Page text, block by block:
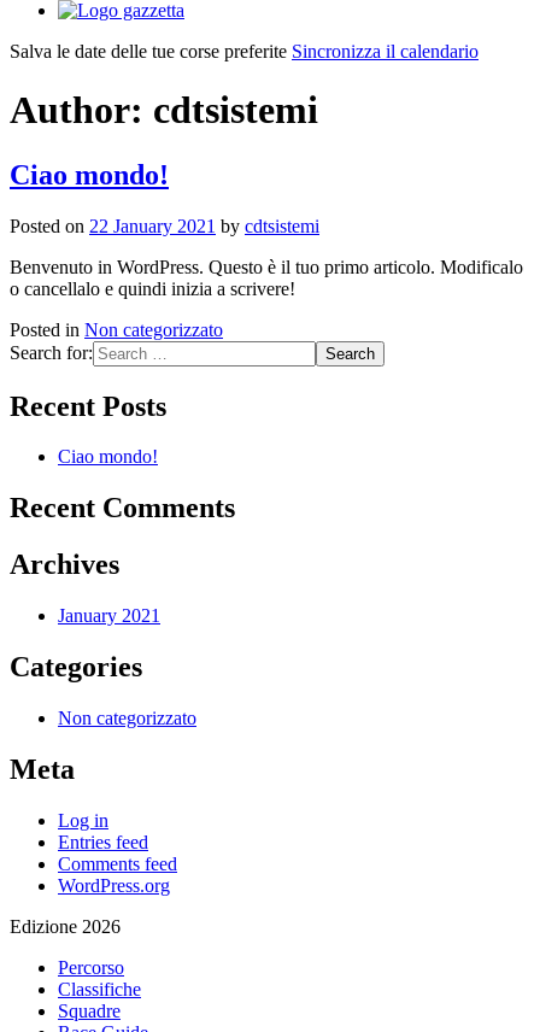
Salva le date delle tue corse preferite Sincronizza il calendario
Author: cdtsistemi
Ciao mondo!
Posted on 22 January 2021 by cdtsistemi
Benvenuto in WordPress. Questo è il tuo primo articolo. Modificalo
o cancellalo e quindi inizia a scrivere!
Posted in Non categorizzato
Search for:
Recent Posts
Ciao mondo!
Recent Comments
Archives
January 2021
Categories
Non categorizzato
Meta
Log in
Entries feed
Comments feed
WordPress.org
Edizione 2026
Percorso
Classifiche
Squadre